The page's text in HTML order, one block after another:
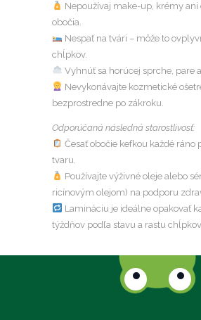
Nepoužívaj make-up, krémy ani
obočia.
Nespať na tvári – môže to
chĺpkov.
Vyhnúť sa horúcej sprche, pare
Nevykonávajte kozmetické
bezprostredne po zákroku.
Odporúčaná následná starostlivosť:
Česať obočie kefkou každé ráno
tvaru.
Používajte výživné oleje alebo
ricínovým olejom) na podporu
Lamináciu je ideálne opakovať
týždňov podľa stavu a rastu